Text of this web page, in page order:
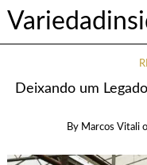
Deixando um
By Marcos Vitali